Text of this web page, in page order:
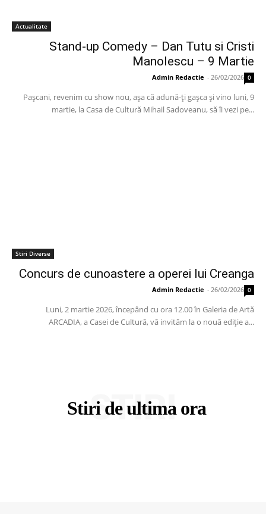
Actualitate
Stand-up Comedy – Dan Tutu si Cristi
Manolescu – 9 Martie
Admin Redactie - 26/02/2026 0
Paşcani, revenim cu show nou, aşa că adună-ţi gaşca şi vino luni, 9
martie, la Casa de Cultură Mihail Sadoveanu, să îi vezi pe...
Stiri Diverse
Concurs de cunoastere a operei lui Creanga
Admin Redactie - 26/02/2026 0
Luni, 2 martie 2026, începând cu ora 12.00 în Galeria de Artă
ARCADIA, a Casei de Cultură, vă invităm la o nouă ediție a...
Stiri de ultima ora
STIRI